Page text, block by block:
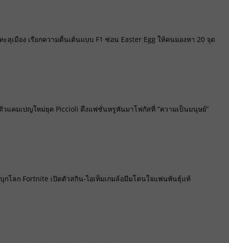
ะลุเมือง เรียกความตื่นเต้นแบบ F1 ซ่อน Easter Egg ให้คนมองหา 20 จุด
วแคมเปญใหม่ยุค Piccioli ดึงแฟชั่นหรูหันมาโฟกัสที่ “ความเป็นมนุษย์”
กโลก Fortnite เปิดตัวสกิน-ไอเท็มเกมล้อมีมโดนใจแฟนพันธุ์แท้